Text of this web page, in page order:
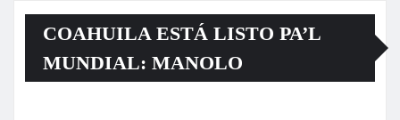
COAHUILA ESTÁ LISTO PA’L
MUNDIAL: MANOLO